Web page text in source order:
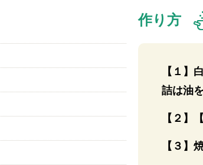
作り方
【１】
詰は油
【２】
【３】